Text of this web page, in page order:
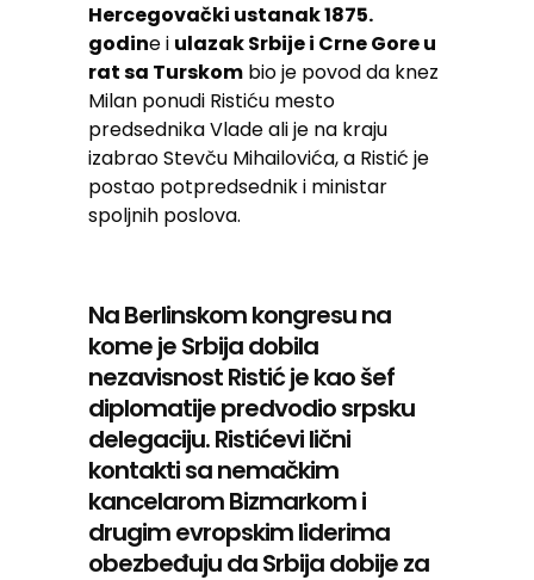
Hercegovački ustanak 1875.
godine i ulazak Srbije i Crne Gore u
rat sa Turskom bio je povod da knez
Milan ponudi Ristiću mesto
predsednika Vlade ali je na kraju
izabrao Stevču Mihailovića, a Ristić je
postao potpredsednik i ministar
spoljnih poslova.
Na Berlinskom kongresu na
kome je Srbija dobila
nezavisnost Ristić je kao šef
diplomatije predvodio srpsku
delegaciju. Ristićevi lični
kontakti sa nemačkim
kancelarom Bizmarkom i
drugim evropskim liderima
obezbeđuju da Srbija dobije za